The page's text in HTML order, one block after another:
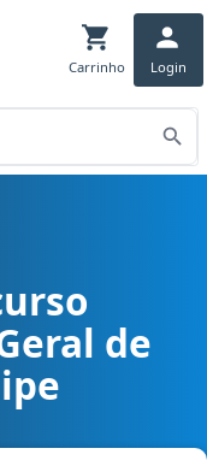
Carrinho Login
Geral de
de